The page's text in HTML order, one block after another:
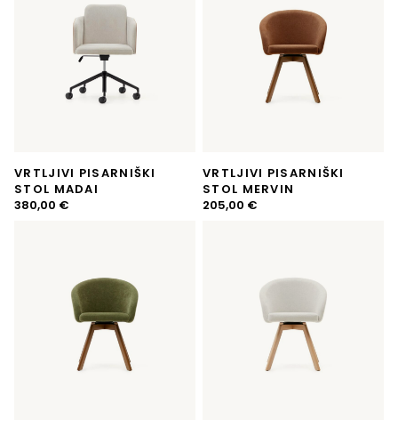
VRTLJIVI PISARNIŠKI
STOL MADAI
380,00 €
VRTLJIVI PISARNIŠKI
STOL MERVIN
205,00 €